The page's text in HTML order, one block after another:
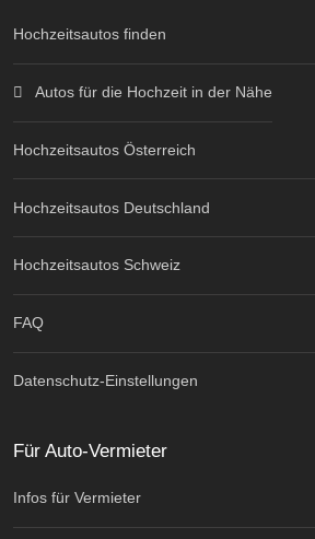
Hochzeitsautos finden
Autos für die Hochzeit in der Nähe
Hochzeitsautos Österreich
Hochzeitsautos Deutschland
Hochzeitsautos Schweiz
FAQ
Datenschutz-Einstellungen
Für Auto-Vermieter
Infos für Vermieter